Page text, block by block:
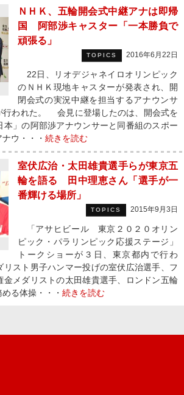
ＮＨＫ、五輪開会式中継アナは即帰
国 阿部渉キャスター「一本勝負で
頑張る」
TOPICS 2016年6月22日
22日、リオデジャネイロオリンピック
のＮＨＫ現地キャスターが発表され、開
閉会式の実況中継を担当するアナウンサ
行われた。 会見に登場したのは、開会式を
本」の阿部渉アナウンサーと同番組のスポー
ウ・・・ 続きを読む
室伏広治・太田雄貴選手らが東京五
輪を語る 田中理恵さん「選手が一
番輝ける場所」
TOPICS 2015年9月3日
「アサヒビール 東京２０２０オリン
ピック・パラリンピック応援ステージ」
トークショーが３日、東京都内で行わ
リスト男子ハンマー投げの室伏広治選手、フ
金メダリストの太田雄貴選手、ロンドン五輪
る体操・・・ 続きを読む